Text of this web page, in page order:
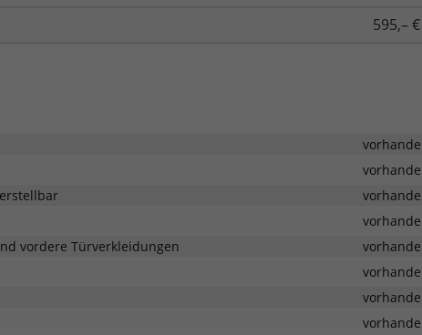
595,– €
vordere Türverkleidungen